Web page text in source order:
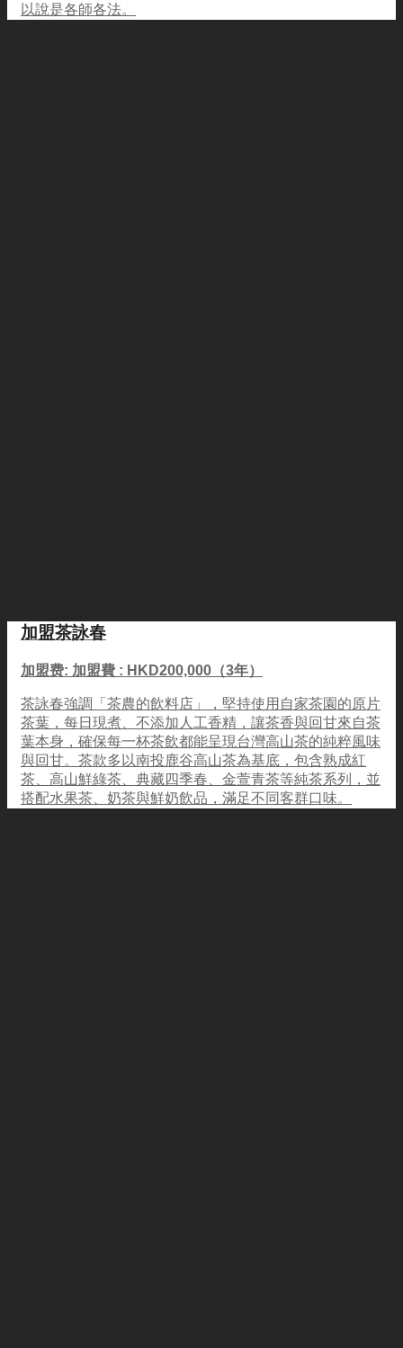
以說是各師各法。
加盟茶詠春
加盟费: 加盟費 : HKD200,000（3年）
茶詠春強調「茶農的飲料店」，堅持使用自家茶園的原片
茶葉，每日現煮、不添加人工香精，讓茶香與回甘來自茶
葉本身，確保每一杯茶飲都能呈現台灣高山茶的純粹風味
與回甘。茶款多以南投鹿谷高山茶為基底，包含熟成紅
茶、高山鮮綠茶、典藏四季春、金萱青茶等純茶系列，並
搭配水果茶、奶茶與鮮奶飲品，滿足不同客群口味。